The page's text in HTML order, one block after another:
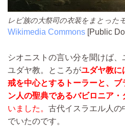
レビ族の大祭司の衣装をまとった
Wikimedia Commons [Public
シオニストの言い分を聞けば
ユダヤ教。ところがユダヤ教に
戒を中心とするトーラーと、
ン人の聖典であるバビロニア
いました。 古代イスラエル人の
でいたのです。